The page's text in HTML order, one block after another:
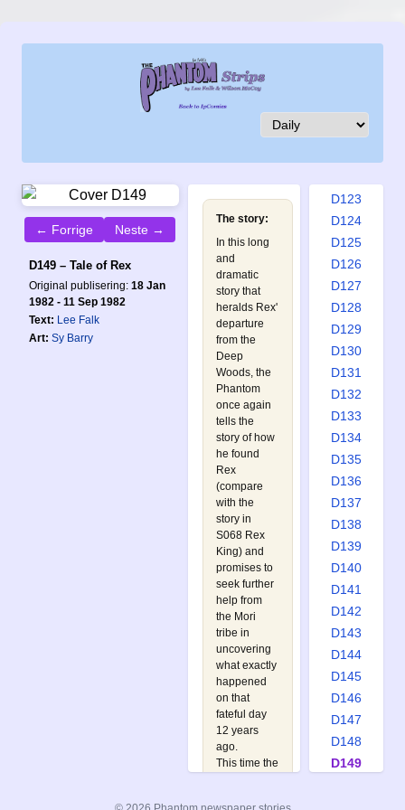
← Forrige Neste →
D149 – Tale of Rex
Original publisering: 18 Jan
1982 - 11 Sep 1982
Text: Lee Falk
Art: Sy Barry
The story:
In this long
and
dramatic
story that
heralds Rex'
departure
from the
Deep
Woods, the
Phantom
once again
tells the
story of how
he found
Rex
(compare
with the
story in
S068 Rex
King) and
promises to
seek further
help from
the Mori
tribe in
uncovering
what exactly
happened
on that
fateful day
12 years
ago.
This time the
D116
D119
D123
D124
D125
D126
D127
D128
D129
D130
D131
D132
D133
D134
D135
D136
D137
D138
D139
D140
D141
D142
D143
D144
D145
D146
D147
D148
D149